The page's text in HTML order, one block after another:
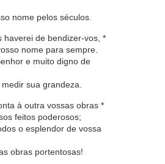
nome pelos séculos.
haverei de bendizer-vos, *
nome para sempre.
e muito digno de
sua grandeza.
à outra vossas obras *
feitos poderosos;
o esplendor de vossa
obras portentosas!